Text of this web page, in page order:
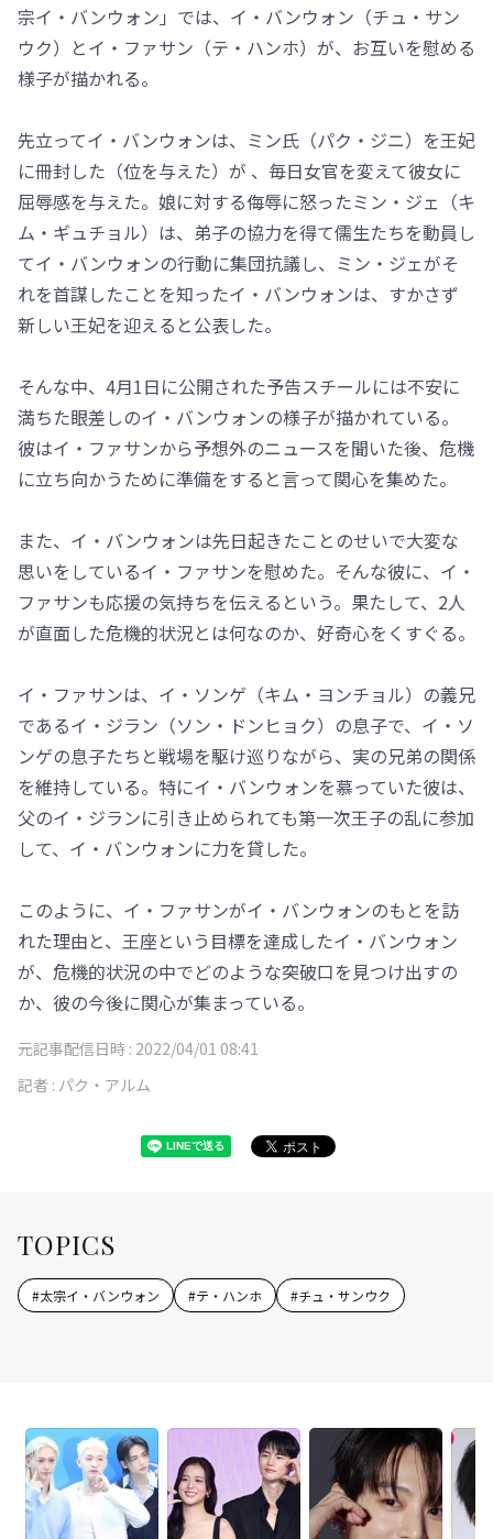
宗イ・バンウォン」では、イ・バンウォン（チュ・サン
ウク）とイ・ファサン（テ・ハンホ）が、お互いを慰める
様子が描かれる。
先立ってイ・バンウォンは、ミン氏（パク・ジニ）を王妃
に冊封した（位を与えた）が 、毎日女官を変えて彼女に
屈辱感を与えた。娘に対する侮辱に怒ったミン・ジェ（キ
ム・ギュチョル）は、弟子の協力を得て儒生たちを動員し
てイ・バンウォンの行動に集団抗議し、ミン・ジェがそ
れを首謀したことを知ったイ・バンウォンは、すかさず
新しい王妃を迎えると公表した。
そんな中、4月1日に公開された予告スチールには不安に
満ちた眼差しのイ・バンウォンの様子が描かれている。
彼はイ・ファサンから予想外のニュースを聞いた後、危機
に立ち向かうために準備をすると言って関心を集めた。
また、イ・バンウォンは先日起きたことのせいで大変な
思いをしているイ・ファサンを慰めた。そんな彼に、イ・
ファサンも応援の気持ちを伝えるという。果たして、2人
が直面した危機的状況とは何なのか、好奇心をくすぐる。
イ・ファサンは、イ・ソンゲ（キム・ヨンチョル）の義兄
であるイ・ジラン（ソン・ドンヒョク）の息子で、イ・ソ
ンゲの息子たちと戦場を駆け巡りながら、実の兄弟の関係
を維持している。特にイ・バンウォンを慕っていた彼は、
父のイ・ジランに引き止められても第一次王子の乱に参加
して、イ・バンウォンに力を貸した。
このように、イ・ファサンがイ・バンウォンのもとを訪
れた理由と、王座という目標を達成したイ・バンウォン
が、危機的状況の中でどのような突破口を見つけ出すの
か、彼の今後に関心が集まっている。
元記事配信日時 : 2022/04/01 08:41
記者 : パク・アルム
TOPICS
#太宗イ・バンウォン #テ・ハンホ #チュ・サンウク